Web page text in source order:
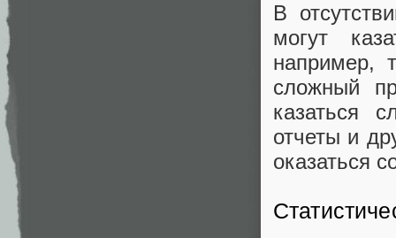
В
могут
например,
сложный
казаться
отчеты и
оказаться